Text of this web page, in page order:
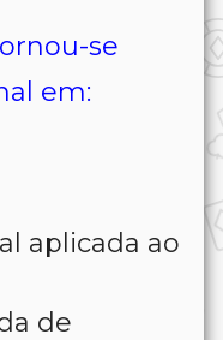
se
em:
aplicada ao
de